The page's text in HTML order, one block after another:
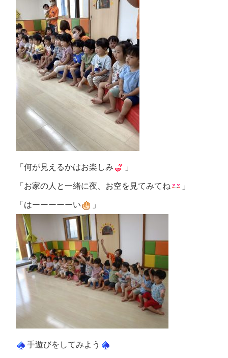
「何が見えるかはお楽しみ 」
「お家の人と一緒に夜、お空を見てみてね 」
「はーーーーーい 」
手遊びをしてみよう